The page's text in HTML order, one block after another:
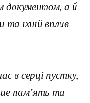
документом, а й
та їхній вплив
в серці пустку,
пам’ять та